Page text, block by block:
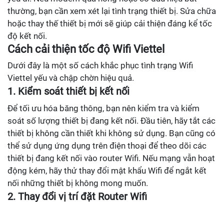
thường, bạn cần xem xét lại tình trạng thiết bị. Sửa chữa
hoặc thay thế thiết bị mới sẽ giúp cải thiện đáng kể tốc
độ kết nối.
Cách cải thiện tốc độ Wifi Viettel
Dưới đây là một số cách khắc phục tình trạng Wifi
Viettel yếu và chập chờn hiệu quả.
1. Kiểm soát thiết bị kết nối
Để tối ưu hóa băng thông, bạn nên kiểm tra và kiểm
soát số lượng thiết bị đang kết nối. Đầu tiên, hãy tắt các
thiết bị không cần thiết khi không sử dụng. Bạn cũng có
thể sử dụng ứng dụng trên điện thoại để theo dõi các
thiết bị đang kết nối vào router Wifi. Nếu mạng vẫn hoạt
động kém, hãy thử thay đổi mật khẩu Wifi để ngắt kết
nối những thiết bị không mong muốn.
2. Thay đổi vị trí đặt Router Wifi